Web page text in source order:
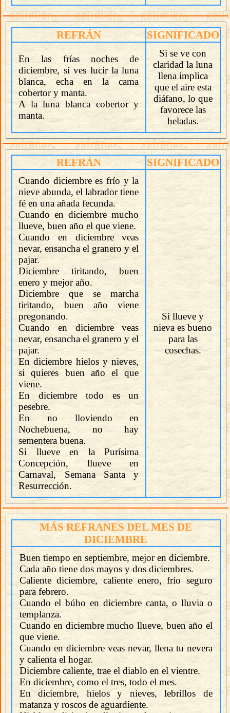
REFRÁN SIGNIFICADO
En las frías noches de
diciembre, si ves lucir la luna
blanca, echa en la cama
cobertor y manta.
A la luna blanca cobertor y
manta.
Si se ve con
claridad la luna
llena implica
que el aire esta
diáfano, lo que
favorece las
heladas.
REFRÁN SIGNIFICADO
Cuando diciembre es frío y la
nieve abunda, el labrador tiene
fé en una añada fecunda.
Cuando en diciembre mucho
llueve, buen año el que viene.
Cuando en diciembre veas
nevar, ensancha el granero y el
pajar.
Diciembre tiritando, buen
enero y mejor año.
Diciembre que se marcha
tiritando, buen año viene
pregonando.
Cuando en diciembre veas
nevar, ensancha el granero y el
pajar.
En diciembre hielos y nieves,
si quieres buen año el que
viene.
En diciembre todo es un
pesebre.
En no lloviendo en
Nochebuena, no hay
sementera buena.
Si llueve en la Purísima
Concepción, llueve en
Carnaval, Semana Santa y
Resurrección.
Si llueve y
nieva es bueno
para las
cosechas.
MÁS REFRANES DEL MES DE
DICIEMBRE
Buen tiempo en septiembre, mejor en diciembre.
Cada año tiene dos mayos y dos diciembres.
Caliente diciembre, caliente enero, frío seguro
para febrero.
Cuando el búho en diciembre canta, o lluvia o
templanza.
Cuando en diciembre mucho llueve, buen año el
que viene.
Cuando en diciembre veas nevar, llena tu nevera
y calienta el hogar.
Diciembre caliente, trae el diablo en el vientre.
En diciembre, como el tres, todo el mes.
En diciembre, hielos y nieves, lebrillos de
matanza y roscos de aguardiente.